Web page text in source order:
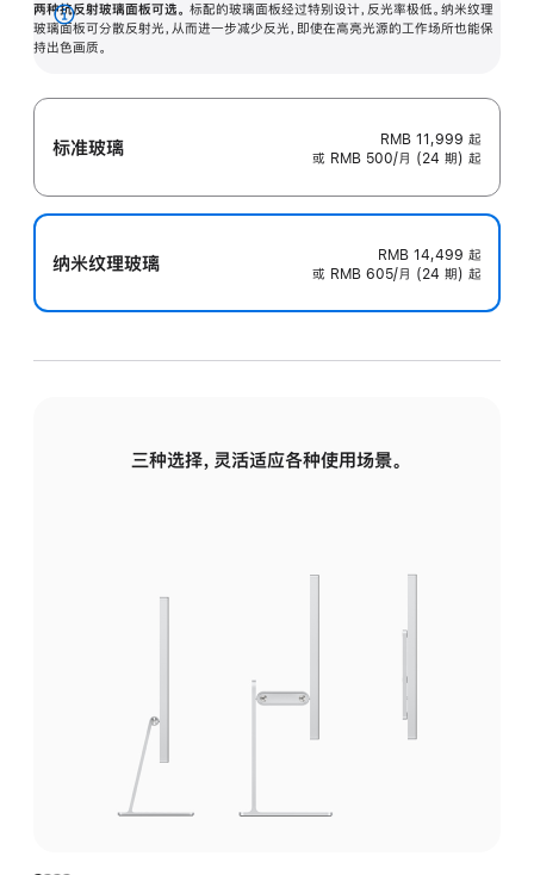
两种抗反射玻璃面板可选。 标配的玻璃面板经过特别设计，反光率极低。纳米纹理
玻璃面板可分散反射光，从而进一步减少反光，即使在高亮光源的工作场所也能保
持出色画质。
展
开
标准玻璃 RMB 11,999 起
或 RMB 500/月 (24 期) 起
纳米纹理玻璃 RMB 14,499 起
或 RMB 605/月 (24 期) 起
三种选择，灵活适应各种使用场景。